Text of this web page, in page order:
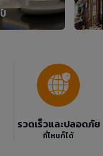
รวดเร็วและปลอดภัย
ที่ไหนก็ได้